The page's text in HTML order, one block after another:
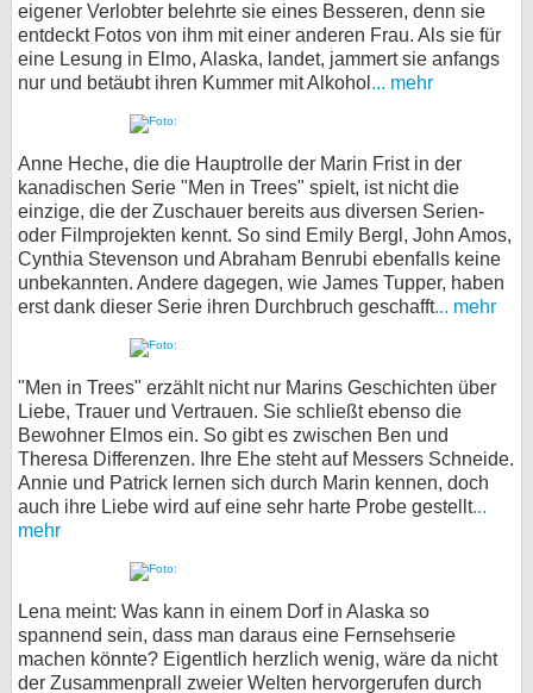
eigener Verlobter belehrte sie eines Besseren, denn sie
entdeckt Fotos von ihm mit einer anderen Frau. Als sie für
eine Lesung in Elmo, Alaska, landet, jammert sie anfangs
nur und betäubt ihren Kummer mit Alkohol ... mehr
Anne Heche, die die Hauptrolle der Marin Frist in der
kanadischen Serie "Men in Trees" spielt, ist nicht die
einzige, die der Zuschauer bereits aus diversen Serien-
oder Filmprojekten kennt. So sind Emily Bergl, John Amos,
Cynthia Stevenson und Abraham Benrubi ebenfalls keine
unbekannten. Andere dagegen, wie James Tupper, haben
erst dank dieser Serie ihren Durchbruch geschafft... mehr
"Men in Trees" erzählt nicht nur Marins Geschichten über
Liebe, Trauer und Vertrauen. Sie schließt ebenso die
Bewohner Elmos ein. So gibt es zwischen Ben und
Theresa Differenzen. Ihre Ehe steht auf Messers Schneide.
Annie und Patrick lernen sich durch Marin kennen, doch
auch ihre Liebe wird auf eine sehr harte Probe gestellt...
mehr
Lena meint: Was kann in einem Dorf in Alaska so
spannend sein, dass man daraus eine Fernsehserie
machen könnte? Eigentlich herzlich wenig, wäre da nicht
der Zusammenprall zweier Welten hervorgerufen durch